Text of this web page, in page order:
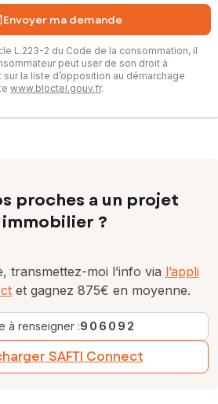
Envoyer ma demande
L.223-2 du Code de la consommation, il
peut user de son droit à
sur la liste d’opposition au démarchage
www.bloctel.gouv.fr.
proches a un projet
immobilier ?
transmettez-moi l’info via l’appli
et gagnez 875€ en moyenne.
à renseigner :906092
SAFTI Connect